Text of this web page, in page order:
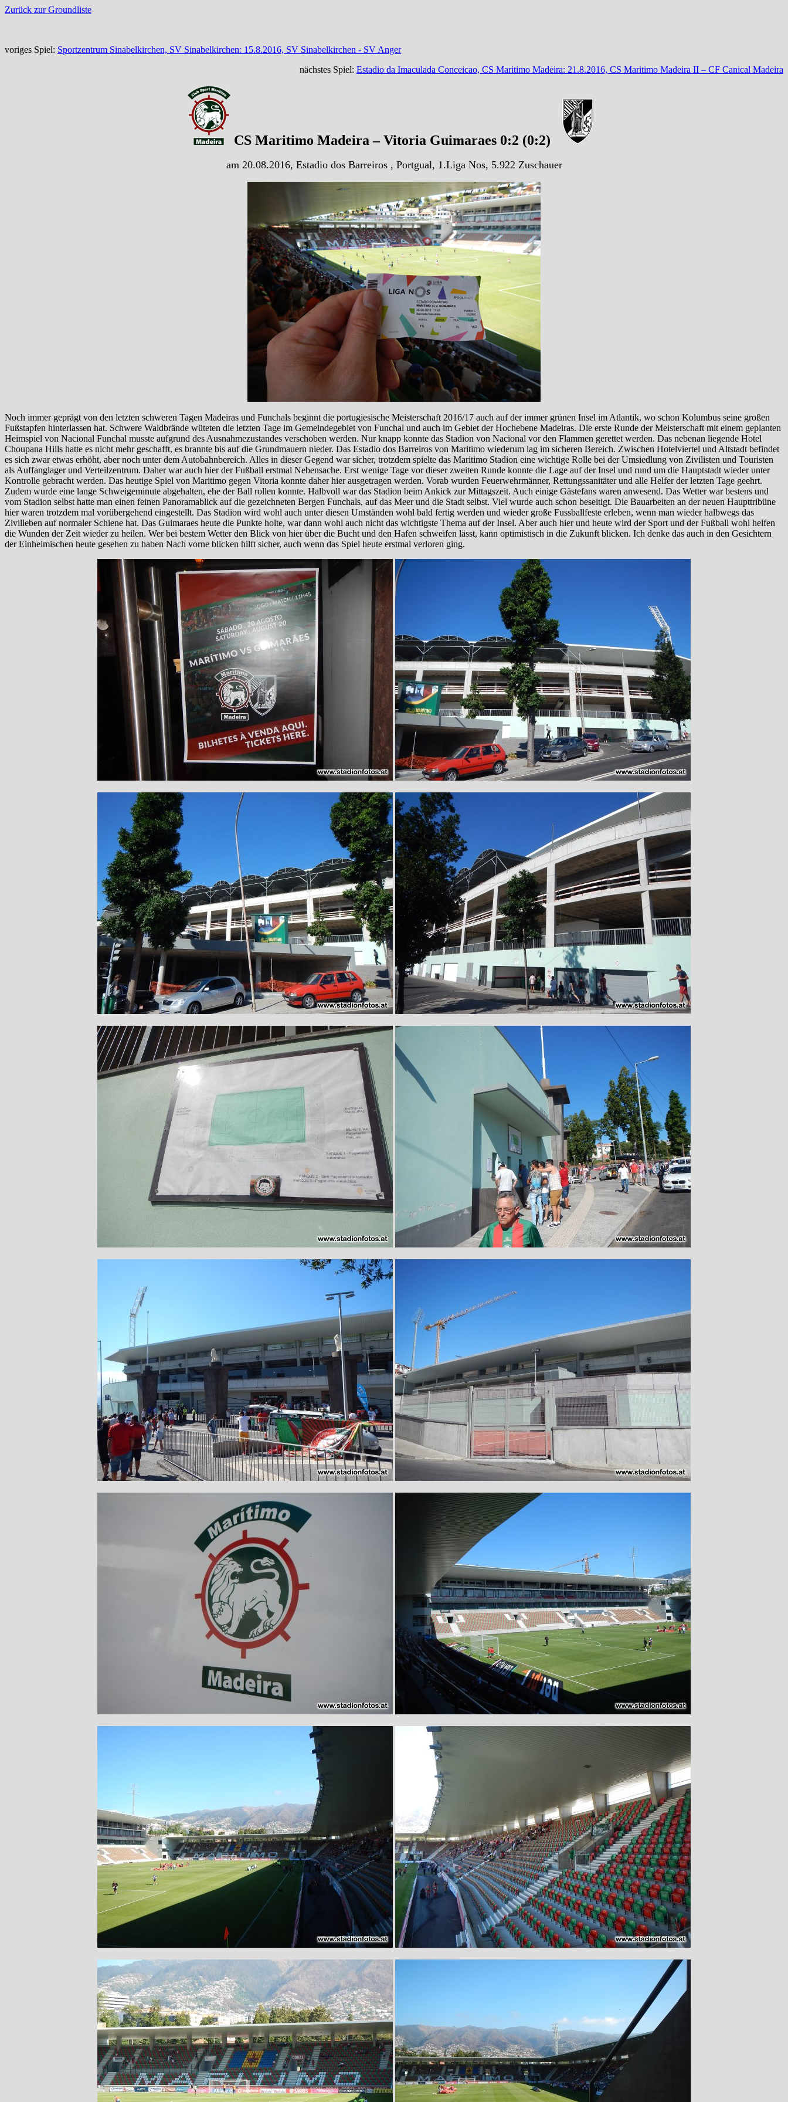
Zurück zur Groundliste
voriges Spiel: Sportzentrum Sinabelkirchen, SV Sinabelkirchen: 15.8.2016, SV Sinabelkirchen - SV Anger
nächstes Spiel: Estadio da Imaculada Conceicao, CS Maritimo Madeira: 21.8.2016, CS Maritimo Madeira II – CF Canical Madeira
CS Maritimo Madeira – Vitoria Guimaraes 0:2 (0:2)
am 20.08.2016, Estadio dos Barreiros , Portgual, 1.Liga Nos, 5.922 Zuschauer
Noch immer geprägt von den letzten schweren Tagen Madeiras und Funchals beginnt die portugiesische Meisterschaft 2016/17 auch auf der immer grünen Insel im Atlantik, wo schon Kolumbus seine großen
Fußstapfen hinterlassen hat. Schwere Waldbrände wüteten die letzten Tage im Gemeindegebiet von Funchal und auch im Gebiet der Hochebene Madeiras. Die erste Runde der Meisterschaft mit einem geplanten
Heimspiel von Nacional Funchal musste aufgrund des Ausnahmezustandes verschoben werden. Nur knapp konnte das Stadion von Nacional vor den Flammen gerettet werden. Das nebenan liegende Hotel
Choupana Hills hatte es nicht mehr geschafft, es brannte bis auf die Grundmauern nieder. Das Estadio dos Barreiros von Maritimo wiederum lag im sicheren Bereich. Zwischen Hotelviertel und Altstadt befindet
es sich zwar etwas erhöht, aber noch unter dem Autobahnbereich. Alles in dieser Gegend war sicher, trotzdem spielte das Maritimo Stadion eine wichtige Rolle bei der Umsiedlung von Zivilisten und Touristen
als Auffanglager und Verteilzentrum. Daher war auch hier der Fußball erstmal Nebensache. Erst wenige Tage vor dieser zweiten Runde konnte die Lage auf der Insel und rund um die Hauptstadt wieder unter
Kontrolle gebracht werden. Das heutige Spiel von Maritimo gegen Vitoria konnte daher hier ausgetragen werden. Vorab wurden Feuerwehrmänner, Rettungssanitäter und alle Helfer der letzten Tage geehrt.
Zudem wurde eine lange Schweigeminute abgehalten, ehe der Ball rollen konnte. Halbvoll war das Stadion beim Ankick zur Mittagszeit. Auch einige Gästefans waren anwesend. Das Wetter war bestens und
vom Stadion selbst hatte man einen feinen Panoramablick auf die gezeichneten Bergen Funchals, auf das Meer und die Stadt selbst. Viel wurde auch schon beseitigt. Die Bauarbeiten an der neuen Haupttribüne
hier waren trotzdem mal vorübergehend eingestellt. Das Stadion wird wohl auch unter diesen Umständen wohl bald fertig werden und wieder große Fussballfeste erleben, wenn man wieder halbwegs das
Zivilleben auf normaler Schiene hat. Das Guimaraes heute die Punkte holte, war dann wohl auch nicht das wichtigste Thema auf der Insel. Aber auch hier und heute wird der Sport und der Fußball wohl helfen
die Wunden der Zeit wieder zu heilen. Wer bei bestem Wetter den Blick von hier über die Bucht und den Hafen schweifen lässt, kann optimistisch in die Zukunft blicken. Ich denke das auch in den Gesichtern
der Einheimischen heute gesehen zu haben Nach vorne blicken hilft sicher, auch wenn das Spiel heute erstmal verloren ging.